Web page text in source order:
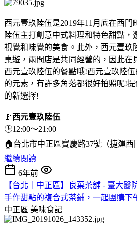
西元壹玖陸伍是2019年11月底在西
陸伍主打創意中式料理和特色甜點，
視覺和味覺的美食。此外，西元壹玖
桌遊，兩間店是共同經營的，因此在
西元壹玖陸伍的餐點哦!西元壹玖陸
的元素，有許多角落都很好拍照呢!
的新選擇!
🚩 西元壹玖陸伍
🕒12:00～21:00
🏠台北市中正區寶慶路37號（捷運西
繼續閱讀
6年前
【台北｜中正區】良菓茶舖 - 臺大醫
手作甜點的複合式茶鋪，一起團購下
中正區 美味食記